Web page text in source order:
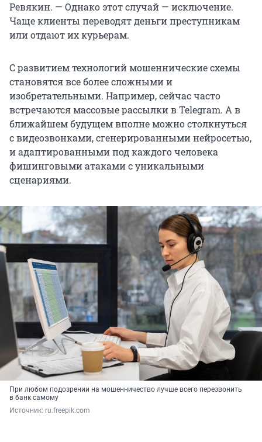
Ревякин. — Однако этот случай — исключение.
Чаще клиенты переводят деньги преступникам
или отдают их курьерам.
С развитием технологий мошеннические схемы
становятся все более сложными и
изобретательными. Например, сейчас часто
встречаются массовые рассылки в Telegram. А в
ближайшем будущем вполне можно столкнуться
с видеозвонками, сгенерированными нейросетью,
и адаптированными под каждого человека
фишинговыми атаками с уникальными
сценариями.
При любом подозрении на мошенничество лучше всего перезвонить
в банк самому
Источник: ru.freepik.com